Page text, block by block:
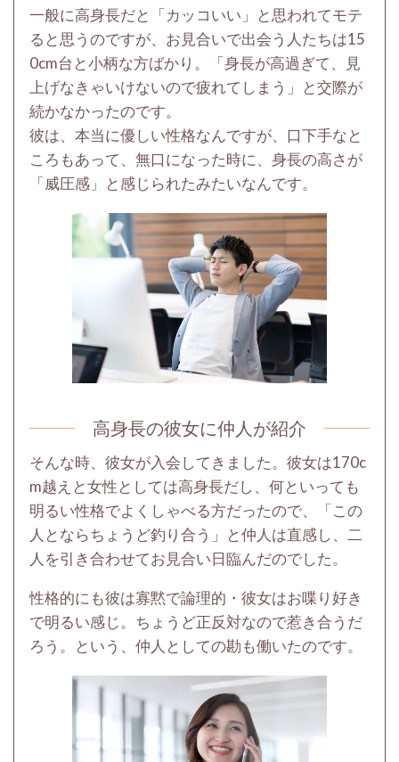
一般に高身長だと「カッコいい」と思われてモテ
ると思うのですが、お見合いで出会う人たちは15
0cm台と小柄な方ばかり。「身長が高過ぎて、見
上げなきゃいけないので疲れてしまう」と交際が
続かなかったのです。
彼は、本当に優しい性格なんですが、口下手なと
ころもあって、無口になった時に、身長の高さが
「威圧感」と感じられたみたいなんです。
高身長の彼女に仲人が紹介
そんな時、彼女が入会してきました。彼女は170c
m越えと女性としては高身長だし、何といっても
明るい性格でよくしゃべる方だったので、「この
人とならちょうど釣り合う」と仲人は直感し、二
人を引き合わせてお見合い日臨んだのでした。
性格的にも彼は寡黙で論理的・彼女はお喋り好き
で明るい感じ。ちょうど正反対なので惹き合うだ
ろう。という、仲人としての勘も働いたのです。